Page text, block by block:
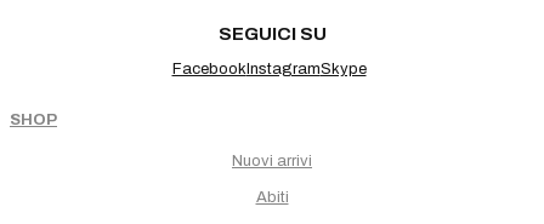
SEGUICI SU
FacebookInstagramSkype
SHOP
Nuovi arrivi
Abiti